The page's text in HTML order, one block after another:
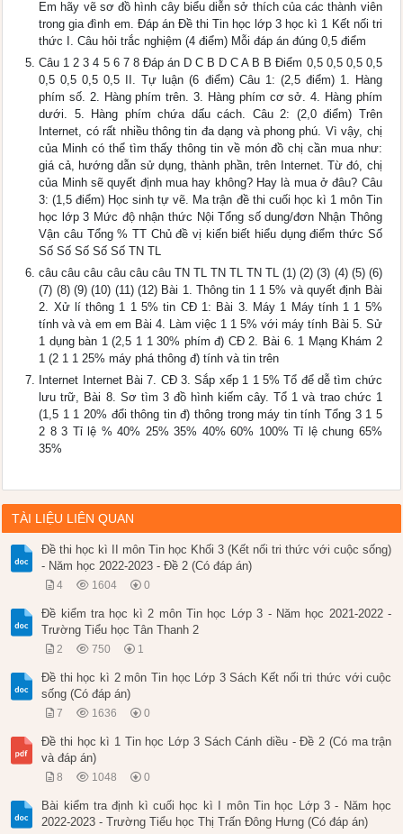
Em hãy vẽ sơ đồ hình cây biểu diễn sở thích của các thành viên
trong gia đình em. Đáp án Đề thi Tin học lớp 3 học kì 1 Kết nối tri
thức I. Câu hỏi trắc nghiệm (4 điểm) Mỗi đáp án đúng 0,5 điểm
Câu 1 2 3 4 5 6 7 8 Đáp án D C B D C A B B Điểm 0,5 0,5 0,5 0,5
0,5 0,5 0,5 0,5 II. Tự luận (6 điểm) Câu 1: (2,5 điểm) 1. Hàng
phím số. 2. Hàng phím trên. 3. Hàng phím cơ sở. 4. Hàng phím
dưới. 5. Hàng phím chứa dấu cách. Câu 2: (2,0 điểm) Trên
Internet, có rất nhiều thông tin đa dạng và phong phú. Vì vậy, chị
của Minh có thể tìm thấy thông tin về món đồ chị cần mua như:
giá cả, hướng dẫn sử dụng, thành phần, trên Internet. Từ đó, chị
của Minh sẽ quyết định mua hay không? Hay là mua ở đâu? Câu
3: (1,5 điểm) Học sinh tự vẽ. Ma trận đề thi cuối học kì 1 môn Tin
học lớp 3 Mức độ nhận thức Nội Tổng số dung/đơn Nhận Thông
Vận câu Tổng % TT Chủ đề vị kiến biết hiểu dụng điểm thức Số
Số Số Số Số Số TN TL
câu câu câu câu câu câu TN TL TN TL TN TL (1) (2) (3) (4) (5) (6)
(7) (8) (9) (10) (11) (12) Bài 1. Thông tin 1 1 5% và quyết định Bài
2. Xử lí thông 1 1 5% tin CĐ 1: Bài 3. Máy 1 Máy tính 1 1 5%
tính và và em em Bài 4. Làm việc 1 1 5% với máy tính Bài 5. Sử
1 dụng bàn 1 (2,5 1 1 30% phím đ) CĐ 2. Bài 6. 1 Mạng Khám 2
1 (2 1 1 25% máy phá thông đ) tính và tin trên
Internet Internet Bài 7. CĐ 3. Sắp xếp 1 1 5% Tổ để dễ tìm chức
lưu trữ, Bài 8. Sơ tìm 3 đồ hình kiếm cây. Tổ 1 và trao chức 1
(1,5 1 1 20% đổi thông tin đ) thông trong máy tin tính Tổng 3 1 5
2 8 3 Tỉ lệ % 40% 25% 35% 40% 60% 100% Tỉ lệ chung 65%
35%
TÀI LIỆU LIÊN QUAN
Đề thi học kì II môn Tin học Khối 3 (Kết nối tri thức với cuộc sống)
- Năm học 2022-2023 - Đề 2 (Có đáp án)
4 1604 0
Đề kiểm tra học kì 2 môn Tin học Lớp 3 - Năm học 2021-2022 -
Trường Tiểu học Tân Thanh 2
2 750 1
Đề thi học kì 2 môn Tin học Lớp 3 Sách Kết nối tri thức với cuộc
sống (Có đáp án)
7 1636 0
Đề thi học kì 1 Tin học Lớp 3 Sách Cánh diều - Đề 2 (Có ma trận
và đáp án)
8 1048 0
Bài kiểm tra định kì cuối học kì I môn Tin học Lớp 3 - Năm học
2022-2023 - Trường Tiểu học Thị Trấn Đông Hưng (Có đáp án)